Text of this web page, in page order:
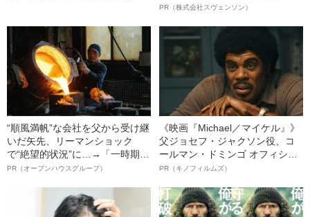
オイ”や“ベタつき”を解消す
ト”が生み出した徹底ケアとは
PR（株式会社スヴェンソン）
“順風満帆”な会社を父から受け継
いだ矢先、リーマンショック
で“絶望的状況”に…→「一時期は
納品3年待ち」のヒット商品を生
明かす、“逆転の戦術”
PR（オープンハウスグループ）
《映画『Michael／マイケル』》
父ジョセフ・ジャクソン役、コ
ールマン・ドミンゴ オフィシャ
ルインタビュー“観客を魅了した
語る”《日本興収70億円突破》
PR（キノフィルムズ）